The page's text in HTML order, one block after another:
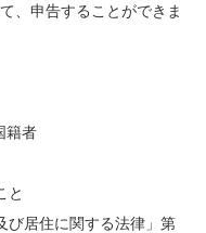
、申告することができま
籍者
と
び居住に関する法律」第